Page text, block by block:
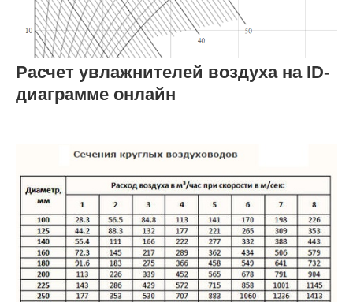
Расчет увлажнителей воздуха на ID-
диаграмме онлайн